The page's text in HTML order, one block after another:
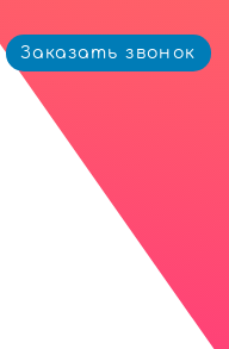
Заказать звонок